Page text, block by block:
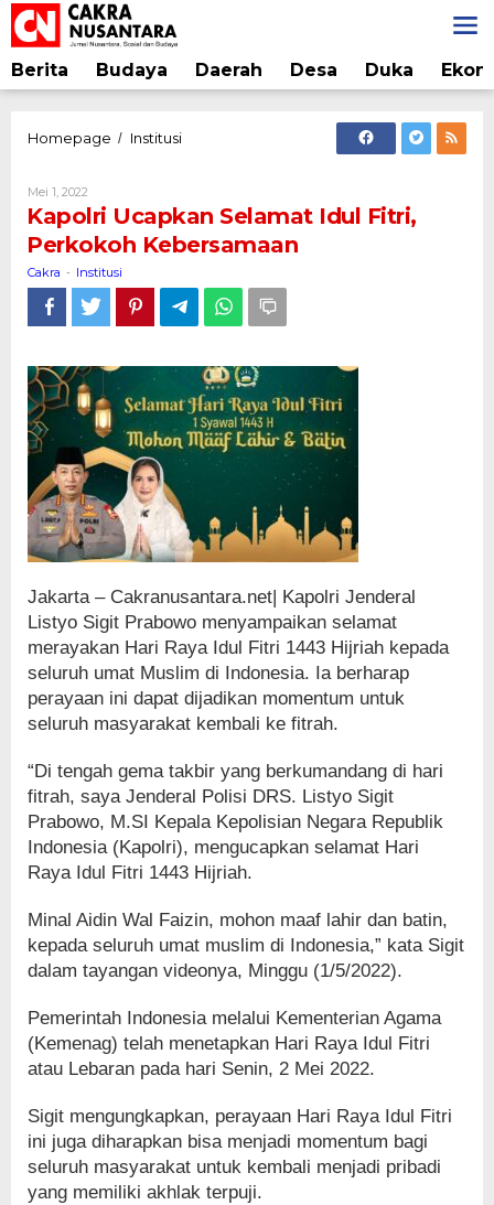
Lewati
ke
konten
Berita Budaya Daerah Desa Duka
Homepage / InstitusiKapolri
Fitri,
Perkokoh
Mei 1, 2022
Cakra
Kapolri Ucapkan Selamat Idul Fitri,
Perkokoh Kebersamaan
Cakra - Institusi
Jakarta – Cakranusantara.net| Kapolri Jenderal
Listyo Sigit Prabowo menyampaikan selamat
merayakan Hari Raya Idul Fitri 1443 Hijriah kepada
seluruh umat Muslim di Indonesia. Ia berharap
perayaan ini dapat dijadikan momentum untuk
seluruh masyarakat kembali ke fitrah.
“Di tengah gema takbir yang berkumandang di hari
fitrah, saya Jenderal Polisi DRS. Listyo Sigit
Prabowo, M.SI Kepala Kepolisian Negara Republik
Indonesia (Kapolri), mengucapkan selamat Hari
Raya Idul Fitri 1443 Hijriah.
Minal Aidin Wal Faizin, mohon maaf lahir dan batin,
kepada seluruh umat muslim di Indonesia,” kata Sigit
dalam tayangan videonya, Minggu (1/5/2022).
Pemerintah Indonesia melalui Kementerian Agama
(Kemenag) telah menetapkan Hari Raya Idul Fitri
atau Lebaran pada hari Senin, 2 Mei 2022.
Sigit mengungkapkan, perayaan Hari Raya Idul Fitri
ini juga diharapkan bisa menjadi momentum bagi
seluruh masyarakat untuk kembali menjadi pribadi
yang memiliki akhlak terpuji.